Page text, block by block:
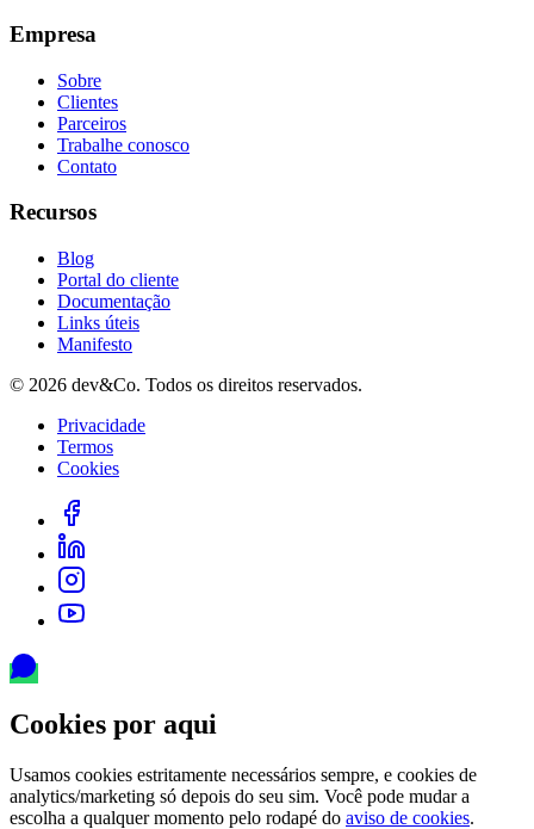
Empresa
Sobre
Clientes
Parceiros
Trabalhe conosco
Contato
Recursos
Blog
Portal do cliente
Documentação
Links úteis
Manifesto
© 2026 dev&Co. Todos os direitos reservados.
Privacidade
Termos
Cookies
Cookies por aqui
Usamos cookies estritamente necessários sempre, e cookies de
analytics/marketing só depois do seu sim. Você pode mudar a
escolha a qualquer momento pelo rodapé do aviso de cookies.